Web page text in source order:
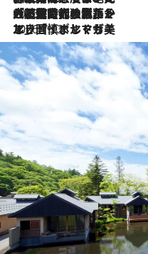
2026.7.21
大航海時代の栄華から、震災、独裁、そして革命へ。ポルトガル・首都リスボンの石畳に刻まれた「歴史の光と影」
2026.7.13
エッセイ・ヤマザキマリ「慎ましくも美しき国 ポルトガル」